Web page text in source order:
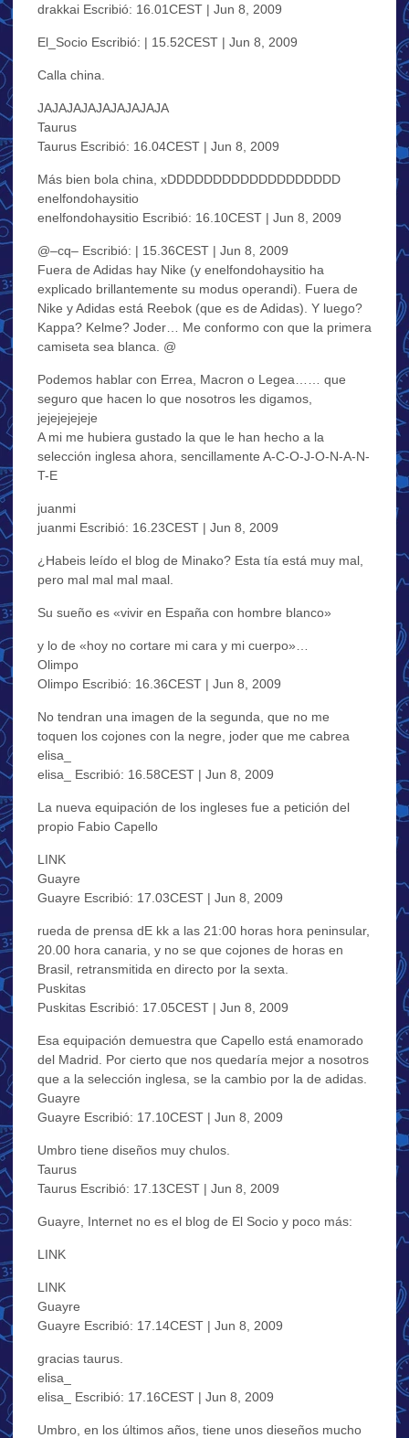
drakkai Escribió: 16.01CEST | Jun 8, 2009
El_Socio Escribió: | 15.52CEST | Jun 8, 2009
Calla china.
JAJAJAJAJAJAJAJAJA
Taurus
Taurus Escribió: 16.04CEST | Jun 8, 2009
Más bien bola china, xDDDDDDDDDDDDDDDDDDD
enelfondohaysitio
enelfondohaysitio Escribió: 16.10CEST | Jun 8, 2009
@–cq– Escribió: | 15.36CEST | Jun 8, 2009
Fuera de Adidas hay Nike (y enelfondohaysitio ha
explicado brillantemente su modus operandi). Fuera de
Nike y Adidas está Reebok (que es de Adidas). Y luego?
Kappa? Kelme? Joder… Me conformo con que la primera
camiseta sea blanca. @
Podemos hablar con Errea, Macron o Legea…… que
seguro que hacen lo que nosotros les digamos,
jejejejejeje
A mi me hubiera gustado la que le han hecho a la
selección inglesa ahora, sencillamente A-C-O-J-O-N-A-N-
T-E
juanmi
juanmi Escribió: 16.23CEST | Jun 8, 2009
¿Habeis leído el blog de Minako? Esta tía está muy mal,
pero mal mal mal maal.
Su sueño es «vivir en España con hombre blanco»
y lo de «hoy no cortare mi cara y mi cuerpo»…
Olimpo
Olimpo Escribió: 16.36CEST | Jun 8, 2009
No tendran una imagen de la segunda, que no me
toquen los cojones con la negre, joder que me cabrea
elisa_
elisa_ Escribió: 16.58CEST | Jun 8, 2009
La nueva equipación de los ingleses fue a petición del
propio Fabio Capello
LINK
Guayre
Guayre Escribió: 17.03CEST | Jun 8, 2009
rueda de prensa dE kk a las 21:00 horas hora peninsular,
20.00 hora canaria, y no se que cojones de horas en
Brasil, retransmitida en directo por la sexta.
Puskitas
Puskitas Escribió: 17.05CEST | Jun 8, 2009
Esa equipación demuestra que Capello está enamorado
del Madrid. Por cierto que nos quedaría mejor a nosotros
que a la selección inglesa, se la cambio por la de adidas.
Guayre
Guayre Escribió: 17.10CEST | Jun 8, 2009
Umbro tiene diseños muy chulos.
Taurus
Taurus Escribió: 17.13CEST | Jun 8, 2009
Guayre, Internet no es el blog de El Socio y poco más:
LINK
LINK
Guayre
Guayre Escribió: 17.14CEST | Jun 8, 2009
gracias taurus.
elisa_
elisa_ Escribió: 17.16CEST | Jun 8, 2009
Umbro, en los últimos años, tiene unos dieseños mucho